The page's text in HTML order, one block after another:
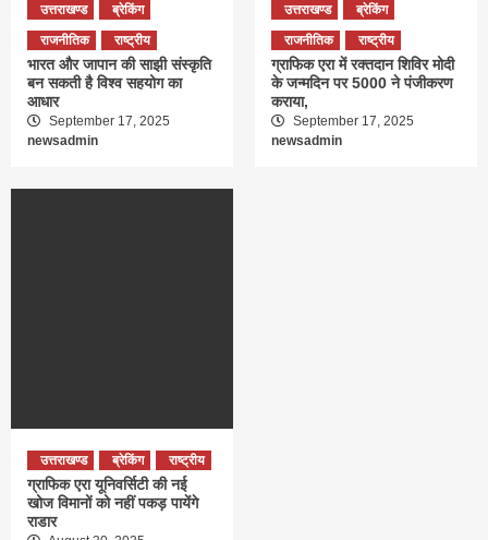
उत्तराखण्ड
ब्रेकिंग
राजनीतिक
राष्ट्रीय
भारत और जापान की साझी संस्कृति
बन सकती है विश्व सहयोग का
आधार
September 17, 2025
newsadmin
उत्तराखण्ड
ब्रेकिंग
राजनीतिक
राष्ट्रीय
ग्राफिक एरा में रक्तदान शिविर मोदी
के जन्मदिन पर 5000 ने पंजीकरण
कराया,
September 17, 2025
newsadmin
उत्तराखण्ड ब्रेकिंग राष्ट्रीय
ग्राफिक एरा यूनिवर्सिटी की नई
खोज विमानों को नहीं पकड़ पायेंगे
राडार